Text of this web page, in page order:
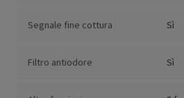
Segnale fine cottura Sì
Filtro antiodore Sì